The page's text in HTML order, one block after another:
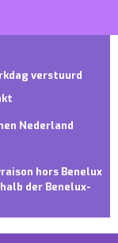
verstuurd
Nederland
hors Benelux
der Benelux-